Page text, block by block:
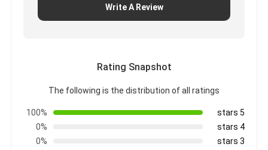
Write A Review
Rating Snapshot
The following is the distribution of all ratings
5 stars
100%
4 stars
0%
3 stars
0%